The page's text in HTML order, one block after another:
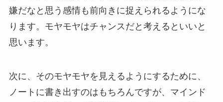
嫌だなと思う感情も前向きに捉えられるようにな
ります。モヤモヤはチャンスだと考えるといいと
思います。
次に、そのモヤモヤを見えるようにするために、
ノートに書き出すのはもちろんですが、マインド